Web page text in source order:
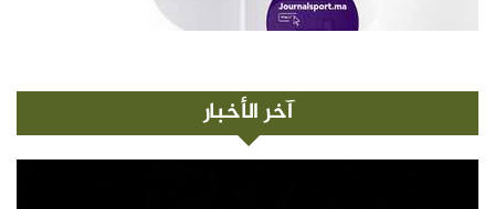
آخر الأخبار